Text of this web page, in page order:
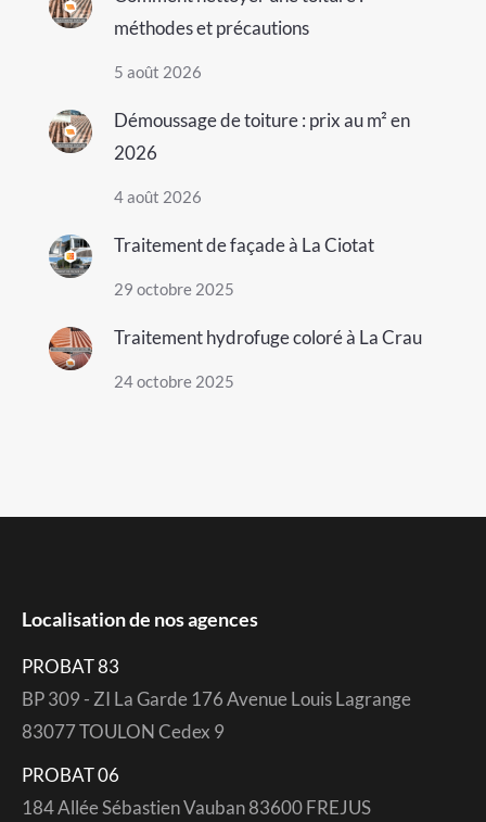
méthodes et précautions
5 août 2026
Démoussage de toiture : prix au m² en
2026
4 août 2026
Traitement de façade à La Ciotat
29 octobre 2025
Traitement hydrofuge coloré à La Crau
24 octobre 2025
Localisation de nos agences
PROBAT 83
BP 309 - ZI La Garde 176 Avenue Louis Lagrange
83077 TOULON Cedex 9
PROBAT 06
184 Allée Sébastien Vauban 83600 FREJUS